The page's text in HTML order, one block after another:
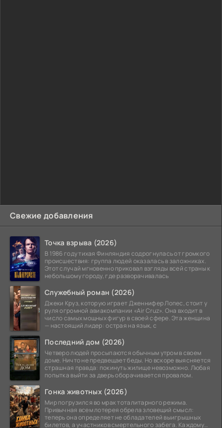
Свежие добавления
Точка взрыва (2026)
В 1986 году тихая Финляндия содрогнулась от громкого
происшествия: группа людей оказалась в заложниках.
Этот случай мгновенно приковал взгляды всей страны к
небольшому городу, где разворачивалась
Служебный роман (2026)
Джеки Круз, которую играет Дженнифер Лопес, стоит у
руля огромной авиакомпании «Air Cruz». Она входит в
число самых мощных фигур в своей сфере. Эта женщина
— настоящий лидер: острая на язык, с
Последний дом (2026)
Четверо людей просыпаются обычным утром в своем
доме. Ничто не предвещает беды. Но вскоре выясняется
страшная правда: покинуть жилище невозможно. Любая
попытка выйти за дверь оборачивается провалом.
Гонка животных (2026)
Мир погрузился во мрак тоталитарного режима.
Привычная всем лотерея обрела зловещий смысл:
теперь она определяет не обладателей выигрышных
билетов, а участников смертельного забега. Каждому